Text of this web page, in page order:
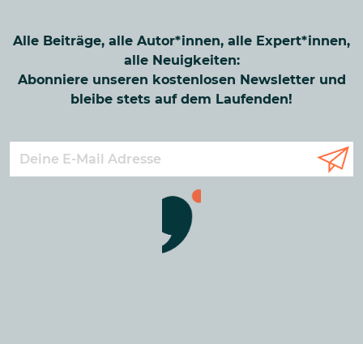
Alle Beiträge, alle Autor*innen, alle Expert*innen,
alle Neuigkeiten:
Abonniere unseren kostenlosen Newsletter und
bleibe stets auf dem Laufenden!